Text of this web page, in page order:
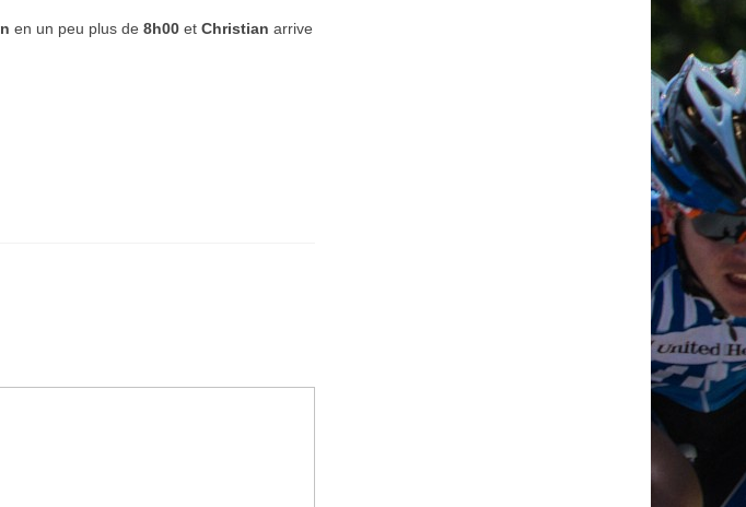
en un peu plus de 8h00 et Christian arrive